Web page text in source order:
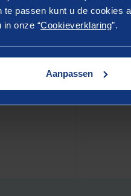
passen kunt u de cookies
onze “Cookieverklaring”.
Aanpassen
altijd geliefd en is
organisaties. Maar
bij